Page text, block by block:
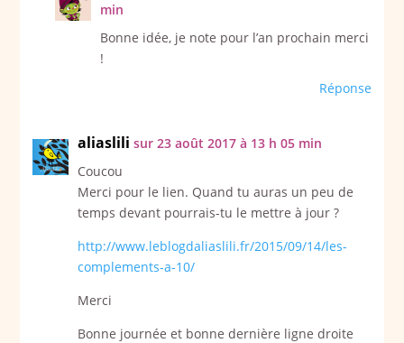
min
Bonne idée, je note pour l’an prochain merci
!
Réponse
aliaslili sur 23 août 2017 à 13 h 05 min
Coucou
Merci pour le lien. Quand tu auras un peu de
temps devant pourrais-tu le mettre à jour ?
http://www.leblogdaliaslili.fr/2015/09/14/les-
complements-a-10/
Merci
Bonne journée et bonne dernière ligne droite